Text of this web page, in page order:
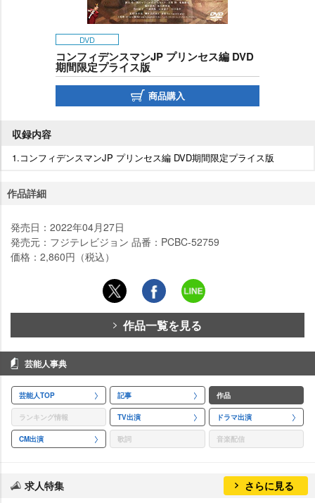
DVD
コンフィデンスマンJP プリンセス編 DVD
期間限定プライス版
商品購入
収録内容
1.コンフィデンスマンJP プリンセス編 DVD期間限定プライス版
作品詳細
発売日：2022年04月27日
発売元：フジテレビジョン 品番：PCBC-52759
価格：2,860円（税込）
作品一覧を見る
芸能人事典
芸能人TOP 記事 作品
ランキング情報 TV出演 ドラマ出演
CM出演 歌詞 音楽配信
求人特集 さらに見る